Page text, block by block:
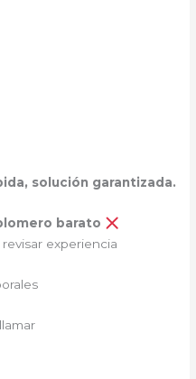
solución garantizada.
barato
experiencia